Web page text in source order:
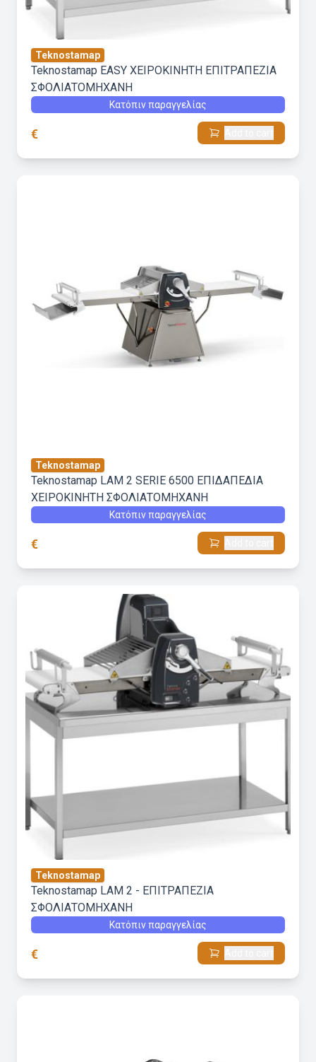
Teknostamap
Teknostamap EASY ΧΕΙΡΟΚΙΝΗΤΗ ΕΠΙΤΡΑΠΕΖΙΑ
ΣΦΟΛΙΑΤΟΜΗΧΑΝΗ
Κατόπιν παραγγελίας
€
Teknostamap
Teknostamap LAM 2 SERIE 6500 ΕΠΙΔΑΠΕΔΙΑ
ΧΕΙΡΟΚΙΝΗΤΗ ΣΦΟΛΙΑΤΟΜΗΧΑΝΗ
Κατόπιν παραγγελίας
€
Teknostamap
Teknostamap LAM 2 - ΕΠΙΤΡΑΠΕΖΙΑ
ΣΦΟΛΙΑΤΟΜΗΧΑΝΗ
Κατόπιν παραγγελίας
€